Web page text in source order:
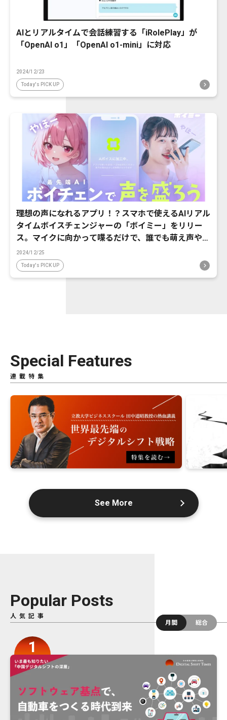
AIとリアルタイムで会話練習する「iRolePlay」が
「OpenAI o1」「OpenAI o1-mini」に対応
2024/12/23
Today's PICK UP
理想の声になれるアプリ！？スマホで使えるAIリアル
タイムボイスチェンジャーの「ボイミー」をリリー
ス。マイクに向かって喋るだけで、誰でも萌え声やイ
ケボ風に音声変換が可能に。
2024/12/25
Today's PICK UP
Special Features
連載特集
See More
Popular Posts
人気記事
月間
総合